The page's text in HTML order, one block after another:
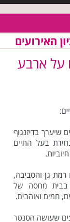
האירועים
על ארבע
שיערך בדיזנגוף
בעל החיים
רמת גן והסביבה,
בבית מחסה של
חמים ואוהבים.
שעושה הסנטר